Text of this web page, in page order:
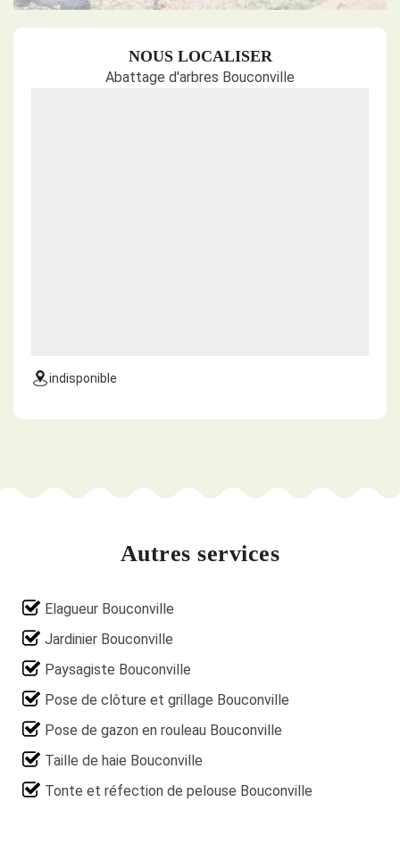
NOUS LOCALISER
Abattage d'arbres Bouconville
indisponible
Autres services
Elagueur Bouconville
Jardinier Bouconville
Paysagiste Bouconville
Pose de clôture et grillage Bouconville
Pose de gazon en rouleau Bouconville
Taille de haie Bouconville
Tonte et réfection de pelouse Bouconville